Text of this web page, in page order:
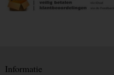
Informatie